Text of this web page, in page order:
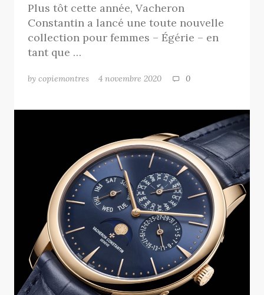
Plus tôt cette année, Vacheron
Constantin a lancé une toute nouvelle
collection pour femmes – Égérie – en
tant que …
by copiemontres 4 novembre 2020 0